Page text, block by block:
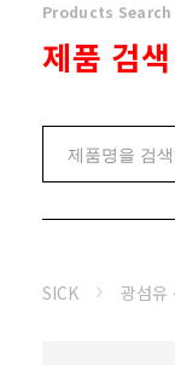
Products Search
제품 검색
SICK 광섬유